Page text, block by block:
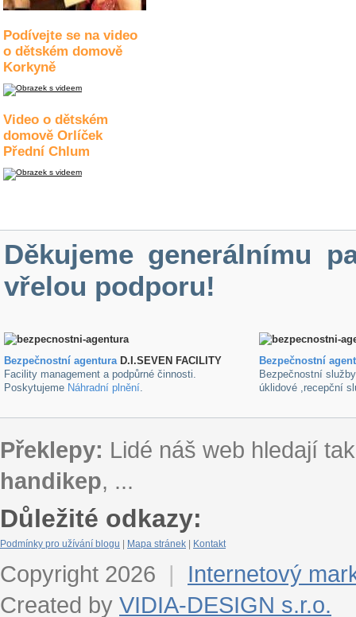
Podívejte se na video
o dětském domově
Korkyně
Video o dětském
domově Orlíček
Přední Chlum
Děkujeme generálnímu
vřelou podporu!
Bezpečnostní agenturaD.I.SEVEN FACILITY
Facility management a podpůrné činnosti.
Poskytujeme Náhradní plnění.
Bezpečnostní
Bezpečnostní
úklidové ,recepční
Překlepy: Lidé náš web hledají
handikep, ...
Důležité odkazy:
Podmínky pro užívání blogu Mapa stránek Kontakt
Copyright 2026 |
Internetový
Created by VIDIA-DESIGN s.r.o.